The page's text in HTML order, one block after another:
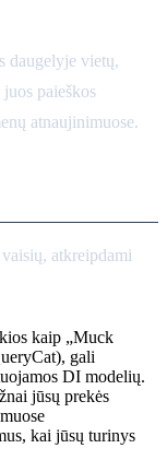
daugelyje vietų,
paieškos
atnaujinimuose.
atkreipdami
kaip „Muck
gali
DI modelių.
jūsų prekės
kai jūsų turinys